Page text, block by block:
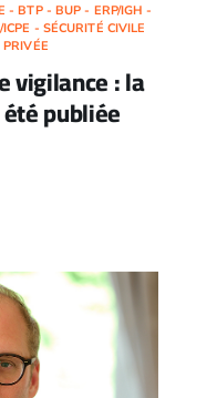
- BTP - BUP - ERP/IGH -
- SÉCURITÉ CIVILE
vigilance : la
publiée